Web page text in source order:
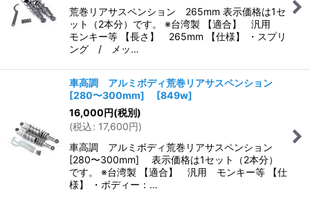
荒巻リアサスペンション 265mm 表示価格は1セ
ット（2本分）です。 ※台湾製 【適合】 汎用
モンキー等 【長さ】 265mm 【仕様】 ・スプリ
ング / メッ…
車高調 アルミボディ荒巻リアサスペンション
[280〜300mm]
[849w]
16,000円(税別)
(税込: 17,600円)
車高調 アルミボディ荒巻リアサスペンション
[280〜300mm] 表示価格は1セット（2本分）
です。 ※台湾製 【適合】 汎用 モンキー等 【仕
様】 ・ボディー：…